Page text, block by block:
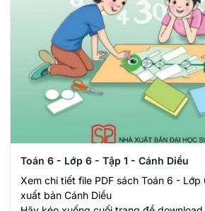
Toán 6 - Lớp 6 - Tập 1 - Cánh Diều
Xem chi tiết file PDF sách Toán 6 - Lớp
xuất bản Cánh Diều